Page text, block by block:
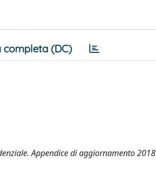
completa (DC)
Appendice di aggiornamento 2018